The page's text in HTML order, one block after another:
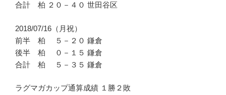
合計 柏 ２０－４０ 世田谷区
2018/07/16（月祝）
前半 柏 ５－２０ 鎌倉
後半 柏 ０－１５ 鎌倉
合計 柏 ５－３５ 鎌倉
ラグマガカップ通算成績 １勝２敗